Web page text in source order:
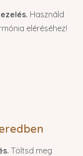
Használd
eléréséhez!
Töltsd meg